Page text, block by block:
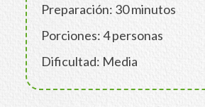
Preparación: 30 minutos
Porciones: 4 personas
Dificultad: Media